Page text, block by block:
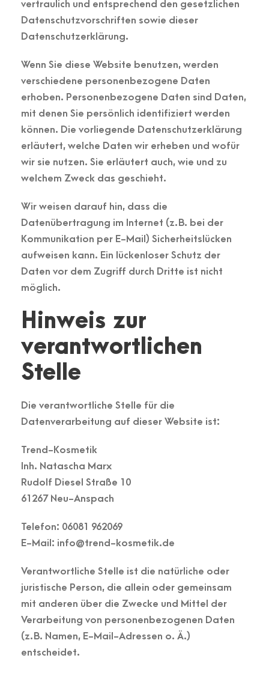
vertraulich und entsprechend den gesetzlichen
Datenschutzvorschriften sowie dieser
Datenschutzerklärung.
Wenn Sie diese Website benutzen, werden
verschiedene personenbezogene Daten
erhoben. Personenbezogene Daten sind Daten,
mit denen Sie persönlich identifiziert werden
können. Die vorliegende Datenschutzerklärung
erläutert, welche Daten wir erheben und wofür
wir sie nutzen. Sie erläutert auch, wie und zu
welchem Zweck das geschieht.
Wir weisen darauf hin, dass die
Datenübertragung im Internet (z. B. bei der
Kommunikation per E-Mail) Sicherheitslücken
aufweisen kann. Ein lückenloser Schutz der
Daten vor dem Zugriff durch Dritte ist nicht
möglich.
Hinweis zur
verantwortlichen
Stelle
Die verantwortliche Stelle für die
Datenverarbeitung auf dieser Website ist:
Trend-Kosmetik
Inh. Natascha Marx
Rudolf Diesel Straße 10
61267 Neu-Anspach
Telefon: 06081 962069
E-Mail: info@trend-kosmetik.de
Verantwortliche Stelle ist die natürliche oder
juristische Person, die allein oder gemeinsam
mit anderen über die Zwecke und Mittel der
Verarbeitung von personenbezogenen Daten
(z. B. Namen, E-Mail-Adressen o. Ä.)
entscheidet.